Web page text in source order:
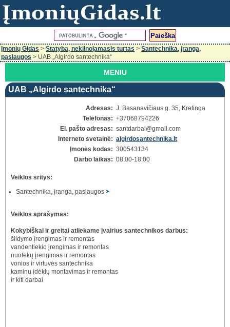
Įmonių Gidas > Statyba, nekilnojamasis turtas > Santechnika, įranga,
paslaugos > UAB „Algirdo santechnika“
MENIU
UAB „Algirdo santechnika“
Adresas: J. Basanavičiaus g. 35, Kretinga
Telefonas: +37068794226
El. pašto adresas: santdarbai@gmail.com
Interneto svetainė: algirdosantechnika.lt
Įmonės kodas: 300543134
Darbo laikas: 08:00-18:00
Veiklos sritys:
Santechnika, įranga, paslaugos
Veiklos aprašymas:
Kokybiškai ir greitai atliekame įvairius santechnikos darbus:
šildymo įrengimas ir remontas
vandentiekio įrengimas ir remontas
nuotekų įrengimas ir remontas
vonios ir virtuvės santechnika
kaminų įdėklų montavimas ir remontas
ir kiti darbai